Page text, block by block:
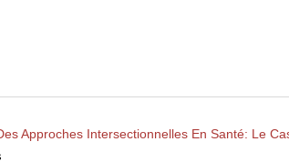
Approches Intersectionnelles En Santé: Le